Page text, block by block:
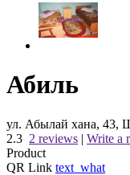
Абиль
ул. Абылай хана, 43,
2.3 2 reviews | Write a
Product
QR Link text_what